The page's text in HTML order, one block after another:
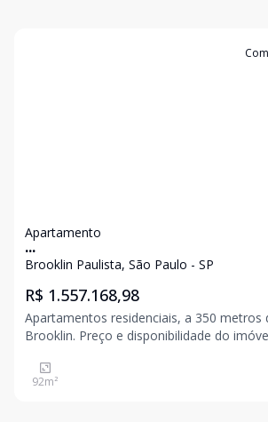
Apartamento
...
Brooklin Paulista, São Paulo - SP
R$ 1.557.168,98
Apartamentos residenciais, a 350 metros
Brooklin. Preço e disponibilidade do
92m²